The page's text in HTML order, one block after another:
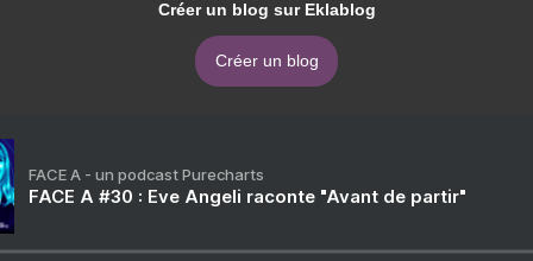
Créer un blog sur Eklablog
Créer un blog
FACE A - un podcast Purecharts
FACE A #30 : Eve Angeli raconte "Avant de partir"